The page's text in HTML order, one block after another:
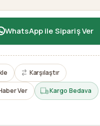
WhatsApp ile Sipariş Ver
Karşılaştır
Ver Kargo Bedava